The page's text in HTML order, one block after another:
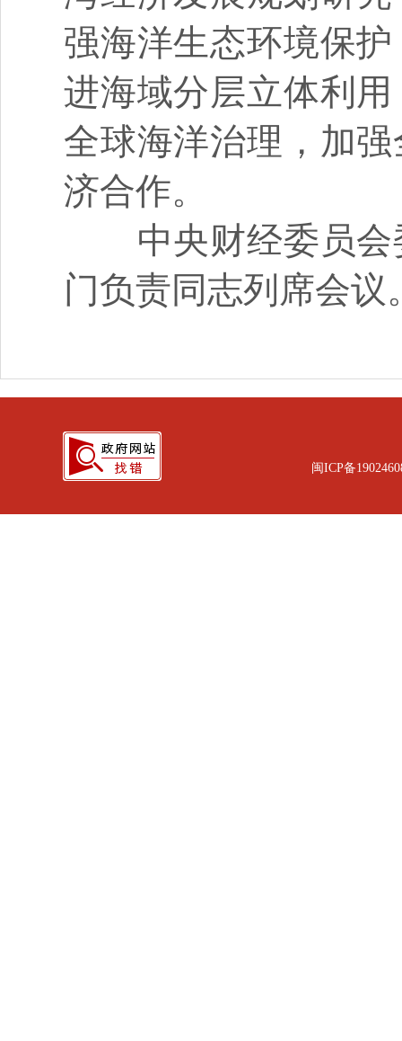
强海洋生态环境保
进海域分层立体利
全球海洋治理，加
济合作。
中央财经委员会
门负责同志列席会议
闽ICP备